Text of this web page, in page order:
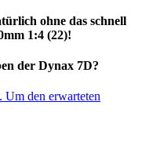
ohne das schnell
1:4 (22)!
der Dynax 7D?
Um den erwarteten